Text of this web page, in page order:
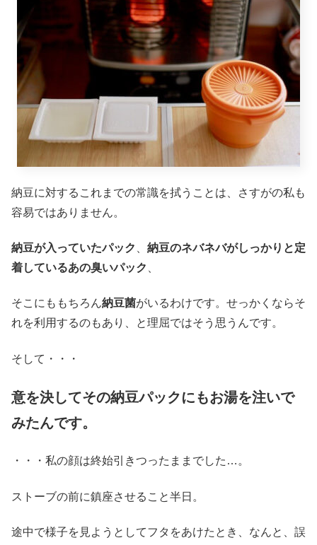
納豆に対するこれまでの常識を拭うことは、さすがの私も
容易ではありません。
納豆が入っていたパック
納豆のネバネバがしっかりと定
着しているあの臭いパック
そこにももちろん納豆菌がいるわけです。せっかくならそ
れを利用するのもあり、と理屈ではそう思うんです。
そして・・・
意を決してその納豆パックにもお湯を注いで
みたんです。
・・・私の顔は終始引きつったままでした…。
ストーブの前に鎮座させること半日。
途中で様子を見ようとしてフタをあけたとき、なんと、誤